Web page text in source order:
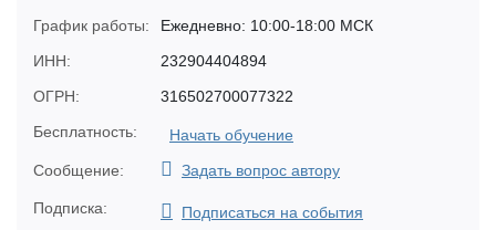
График работы:
Ежедневно: 10:00-18:00 МСК
ИНН:
232904404894
ОГРН:
316502700077322
Бесплатность:
Начать обучение
Сообщение:
Задать вопрос автору
Подписка: Подписаться на события